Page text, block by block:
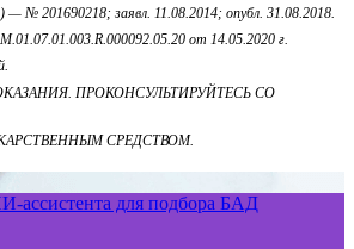
201690218; заявл. 11.08.2014; опубл. 31.08.2018.
от 14.05.2020 г.
ПРОКОНСУЛЬТИРУЙТЕСЬ СО
СРЕДСТВОМ.
ассистента для подбора БАД